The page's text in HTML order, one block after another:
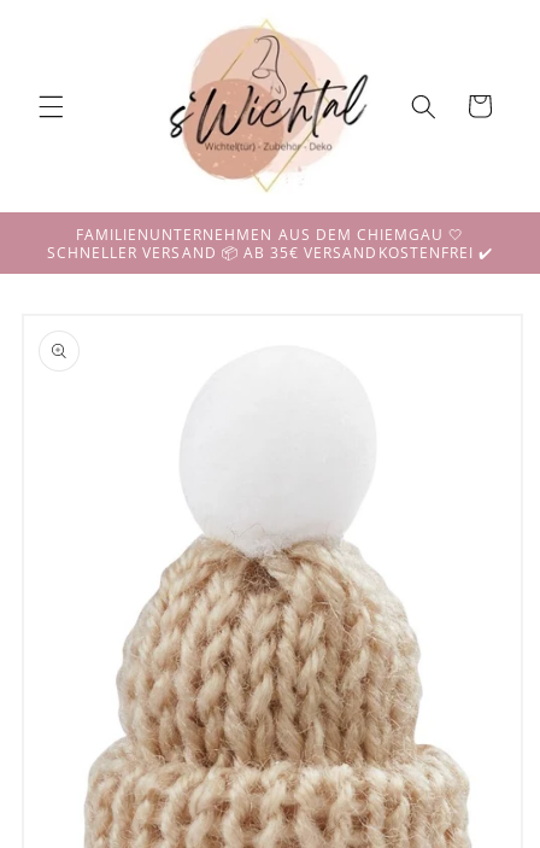
Warenkorb
FAMILIENUNTERNEHMEN AUS DEM CHIEMGAU 🤍
SCHNELLER VERSAND 📦 AB 35€ VERSANDKOSTENFREI ✔️